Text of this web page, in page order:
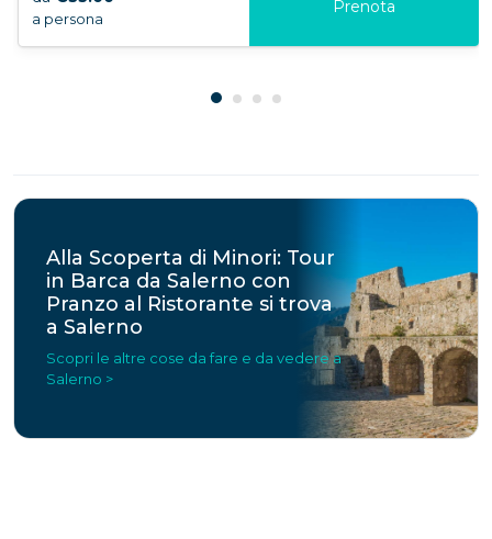
a persona
Prenota
Alla Scoperta di Minori: Tour
in Barca da Salerno con
Pranzo al Ristorante si trova
a Salerno
Scopri le altre cose da fare e da vedere a
Salerno >